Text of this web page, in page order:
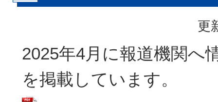
更
2025年4月に報道機関へ
を掲載しています。